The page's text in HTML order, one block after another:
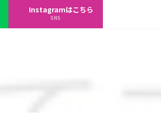
Instagramはこちら
SNS